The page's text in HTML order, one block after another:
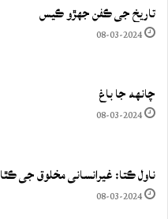
تاريخ جي ڪفن جھڙو ڪيس
08-03-2024
چانهه جا باغ
08-03-2024
ناول ڪتا: غيرانساني مخلوق جي ڪٿا
08-03-2024